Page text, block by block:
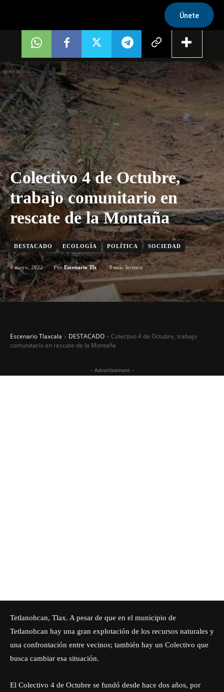
Únete
Colectivo 4 de Octubre,
trabajo comunitario en
rescate de la Montaña
DESTACADO ECOLOGÍA POLÍTICA SOCIEDAD
4 mayo, 2022 Por Escenario Tlx 4min. lectura
Escenario Tlaxcala DESTACADO
Colectivo 4 de Octubre, trabajo
comunitario en rescate de la Montaña
- Advertisement -
Tetlanohcan, Tlax. A pesar de que en el municipio de
Tetlanohcan hay una gran explotación de los recursos naturales y
una confrontación entre vecinos; también hay un Colectivo que
busca cambiar esa situación.
El Colectivo 4 de Octubre se fundó desde hace dos años, por